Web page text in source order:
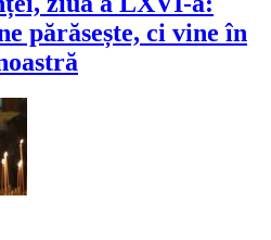
părăsește, ci vine în